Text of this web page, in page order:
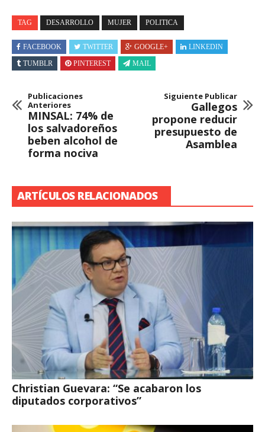
TAG DESARROLLO MUJER POLITICA
FACEBOOK TWITTER GOOGLE+
LINKEDIN
TUMBLR
PINTEREST MAIL
Publicaciones
Anteriores
MINSAL: 74% de
los salvadoreños
beben alcohol de
forma nociva
Siguiente Publicar
Gallegos
propone reducir
presupuesto de
Asamblea
ARTÍCULOS RELACIONADOS
Christian Guevara: “Se acabaron los
diputados corporativos”